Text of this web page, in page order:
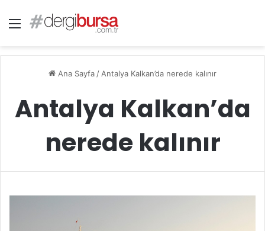
Menü
Ana Sayfa / Antalya Kalkan’da nerede kalınır
Antalya Kalkan’da
nerede kalınır